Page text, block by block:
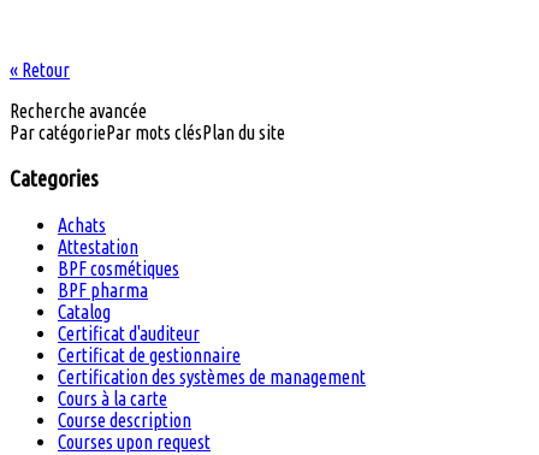
« Retour
Recherche avancée
Par catégoriePar mots clésPlan du site
Categories
Achats
Attestation
BPF cosmétiques
BPF pharma
Catalog
Certificat d'auditeur
Certificat de gestionnaire
Certification des systèmes de management
Cours à la carte
Course description
Courses upon request